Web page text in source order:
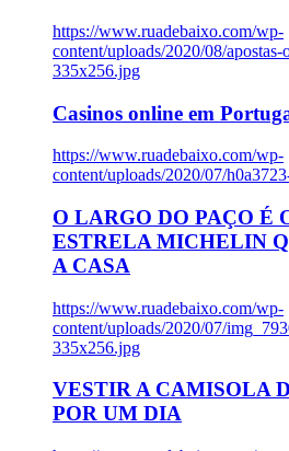
https://www.ruadebaixo.com/wp-
content/uploads/2020/08/
335x256.jpg
Casinos online em
https://www.ruadebaixo.com/wp-
content/uploads/2020/07/
O LARGO DO PAÇO É
ESTRELA MICHELIN
A CASA
https://www.ruadebaixo.com/wp-
content/uploads/2020/07/
335x256.jpg
VESTIR A CAMISOLA
POR UM DIA